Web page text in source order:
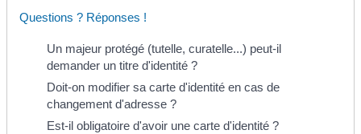
Questions ? Réponses !
Un majeur protégé (tutelle, curatelle...) peut-il
demander un titre d'identité ?
Doit-on modifier sa carte d'identité en cas de
changement d'adresse ?
Est-il obligatoire d'avoir une carte d'identité ?